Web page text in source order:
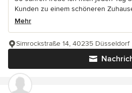
Kunden zu einem schöneren
Mehr
Simrockstraße 14, 40235 Düsseldorf